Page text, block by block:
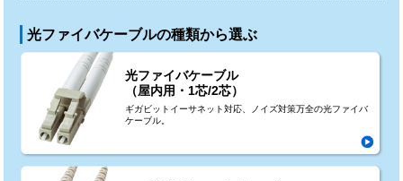
光ファイバケーブルの種類から選ぶ
光ファイバケーブル
（屋内用・1芯/2芯）
ギガビットイーサネット対応、ノイズ対策万全の光ファイバ
ケーブル。